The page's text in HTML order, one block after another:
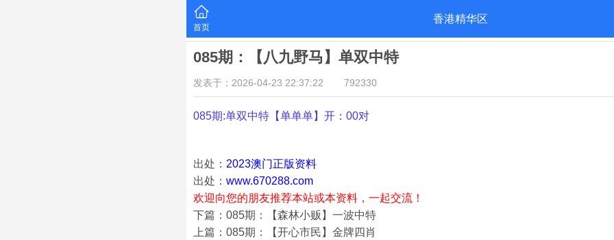
首页
香港精华区
085期：【八九野马】单双中特
发表于：2026-04-23 22:37:22 792330
085期:单双中特【单单单】开：00对
出处： 2023澳门正版资料
出处： www.670288.com
欢迎向您的朋友推荐本站或本资料，一起交流！
下篇：085期：【森林小贩】一波中特
上篇：085期：【开心市民】金牌四肖